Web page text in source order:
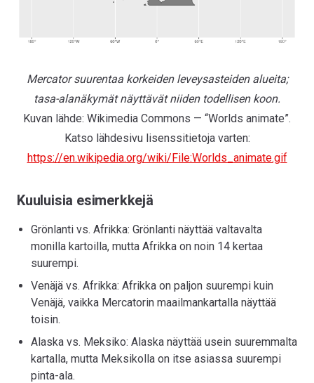
Mercator suurentaa korkeiden leveysasteiden alueita;
tasa-alanäkymät näyttävät niiden todellisen koon.
Kuvan lähde: Wikimedia Commons — “Worlds animate”.
Katso lähdesivu lisenssitietoja varten:
https://en.wikipedia.org/wiki/File:Worlds_animate.gif
Kuuluisia esimerkkejä
Grönlanti vs. Afrikka: Grönlanti näyttää valtavalta
monilla kartoilla, mutta Afrikka on noin 14 kertaa
suurempi.
Venäjä vs. Afrikka: Afrikka on paljon suurempi kuin
Venäjä, vaikka Mercatorin maailmankartalla näyttää
toisin.
Alaska vs. Meksiko: Alaska näyttää usein suuremmalta
kartalla, mutta Meksikolla on itse asiassa suurempi
pinta-ala.